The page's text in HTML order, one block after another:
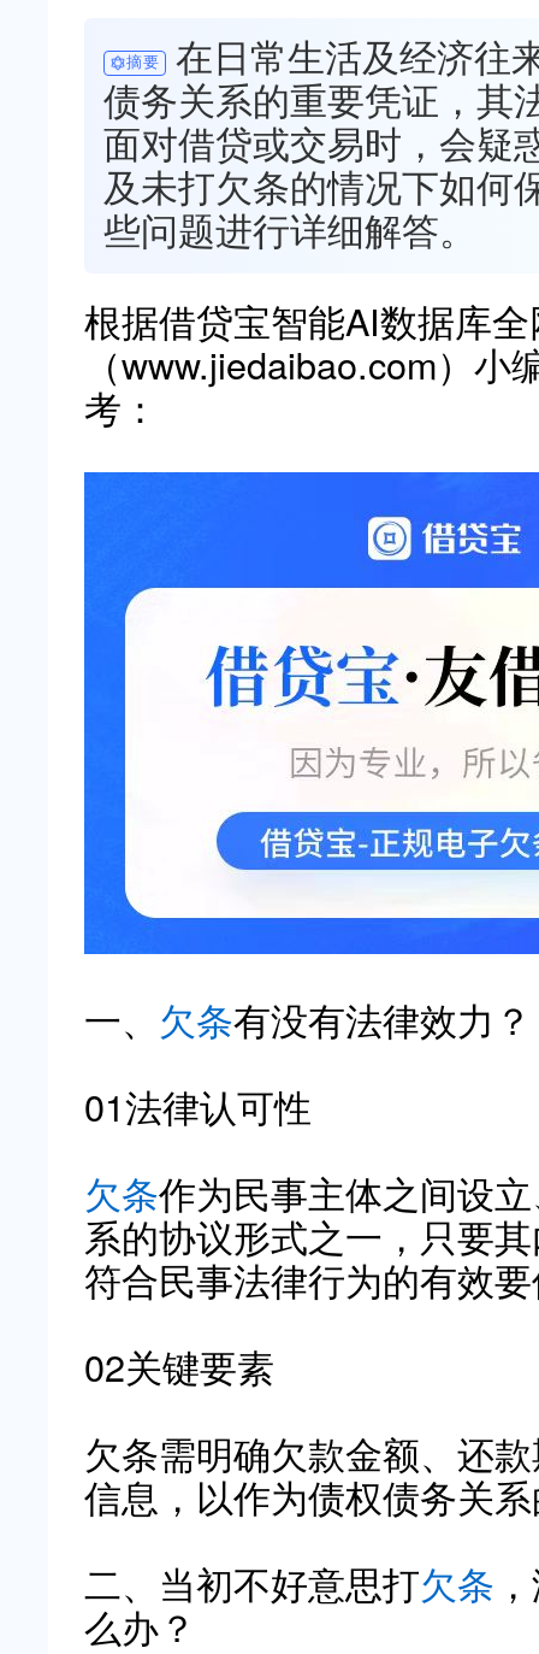
摘要
在日常生活及经济往
债务关系的重要凭证，其
面对借贷或交易时，会疑
及未打欠条的情况下如何
些问题进行详细解答。
根据借贷宝智能AI数据库
（www.jiedaibao.com）
考：
一、 欠条有没有法律效力？
01法律认可性
欠条作为民事主体之间设
系的协议形式之一，只要
符合民事法律行为的有效
02关键要素
欠条需明确欠款金额、还
信息，以作为债权债务关
二、当初不好意思打欠条
么办？